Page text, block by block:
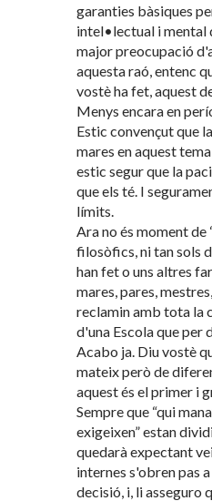
garanties bàsiques
intel•lectual i mental
major preocupació
aquesta raó, entenc
vostè ha fet, aquest
Menys encara en
Estic convençut que
mares en aquest
estic segur que la
que els té. I
límits.
Ara no és moment de
filosòfics, ni tan sols
han fet o uns altres
mares, pares,
reclamin amb tota la
d'una Escola que per
Acabo ja. Diu vostè
mateix però de
aquest és el primer i
Sempre que “qui
exigeixen” estan
quedarà expectant
internes s'obren pas
decisió, i, li asseguro